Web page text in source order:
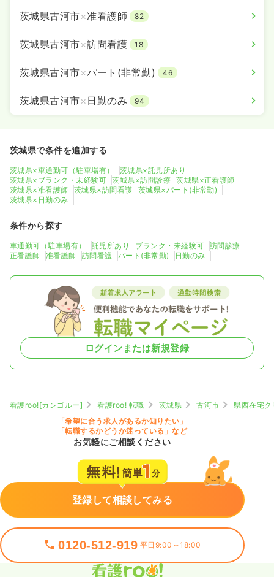
茨城県古河市×准看護師 82
茨城県古河市×訪問看護 18
茨城県古河市×パート(非常勤) 46
茨城県古河市× 日勤のみ 94
茨城県で条件を追加する
茨城県×車通勤可（駐車場有）
茨城県×託児所あり
茨城県×ブランク・未経験可
茨城県×訪問診療
茨城県×正看護師
茨城県×准看護師
茨城県×訪問看護
茨城県×パート(非常勤)
茨城県×日勤のみ
条件から探す
車通勤可（駐車場有） 託児所あり ブランク・未経験可
訪問診療
正看護師
准看護師 訪問看護 パート(非常勤) 日勤のみ
ログインまたは新規登録
看護roo![カンゴルー] 看護roo! 転職 茨城県 古河市
県西在宅
「希望に合う求人があるか知りたい」
「転職するかどうか迷っている」など
お気軽にご相談ください
登録して相談してみる
0120-512-919 平日9:00～18:00